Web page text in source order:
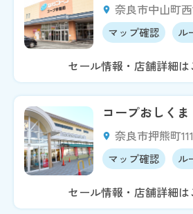
奈良市中山町
マップ確認 ル
セール情報・店舗詳細は
コープおしくま
奈良市押熊町
マップ確認 ル
セール情報・店舗詳細は